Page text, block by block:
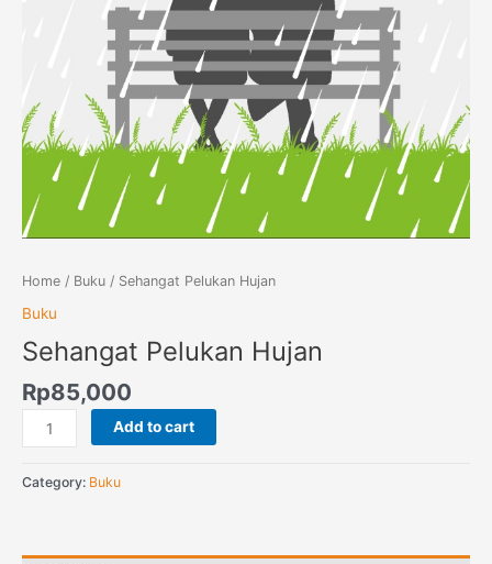
Home / Buku / Sehangat Pelukan Hujan
Buku
Sehangat Pelukan Hujan
Rp85,000
Add to cart
Category: Buku